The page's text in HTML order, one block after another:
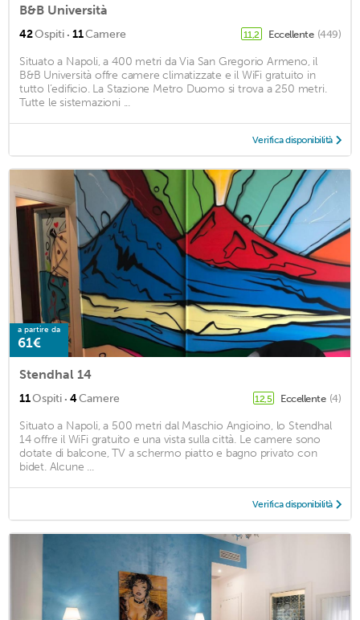
B&B Università
42Ospiti · 11Camere 11,2 Eccellente (449)
Situato a Napoli, a 400 metri da Via San Gregorio Armeno, il
B&B Università offre camere climatizzate e il WiFi gratuito in
tutto l’edificio. La Stazione Metro Duomo si trova a 250 metri.
Tutte le sistemazioni ...
Verifica disponibilità
a partire da
61€
Stendhal 14
11Ospiti · 4Camere 12,5 Eccellente (4)
Situato a Napoli, a 500 metri dal Maschio Angioino, lo Stendhal
14 offre il WiFi gratuito e una vista sulla città. Le camere sono
dotate di balcone, TV a schermo piatto e bagno privato con
bidet. Alcune ...
Verifica disponibilità